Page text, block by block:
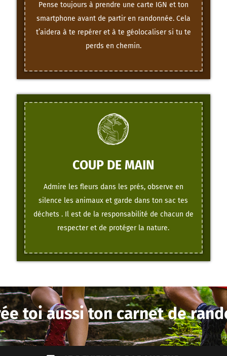
Pense toujours à prendre une carte IGN et ton
smartphone avant de partir en randonnée. Cela
t’aidera à te repérer et à te géolocaliser si tu te
perds en chemin.
COUP DE MAIN
Admire les fleurs dans les prés, observe en
silence les animaux et garde dans ton sac tes
déchets . Il est de la responsabilité de chacun de
respecter et de protéger la nature.
toi aussi ton carnet de